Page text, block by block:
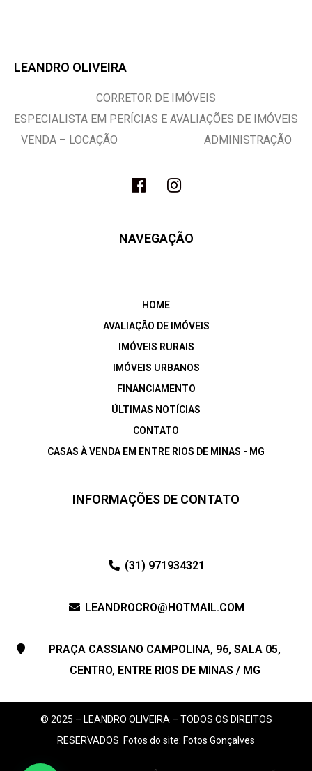
LEANDRO OLIVEIRA
CORRETOR DE IMÓVEIS
ESPECIALISTA EM PERÍCIAS E AVALIAÇÕES DE IMÓVEIS
VENDA – LOCAÇÃO ADMINISTRAÇÃO
NAVEGAÇÃO
HOME
AVALIAÇÃO DE IMÓVEIS
IMÓVEIS RURAIS
IMÓVEIS URBANOS
FINANCIAMENTO
ÚLTIMAS NOTÍCIAS
CONTATO
CASAS À VENDA EM ENTRE RIOS DE MINAS - MG
INFORMAÇÕES DE CONTATO
(31) 971934321
LEANDROCRO@HOTMAIL.COM
PRAÇA CASSIANO CAMPOLINA, 96, SALA 05,
CENTRO, ENTRE RIOS DE MINAS / MG
© 2025 – LEANDRO OLIVEIRA – TODOS OS DIREITOS
RESERVADOS Fotos do site: Fotos Gonçalves